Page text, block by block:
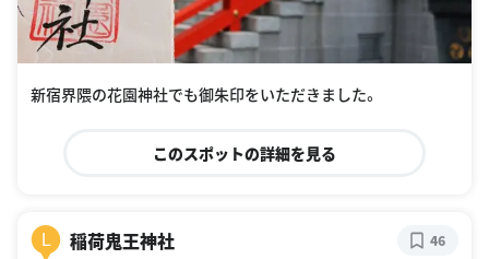
新宿界隈の花園神社でも御朱印をいただきました。
このスポットの詳細を見る
L 稲荷鬼王神社 46